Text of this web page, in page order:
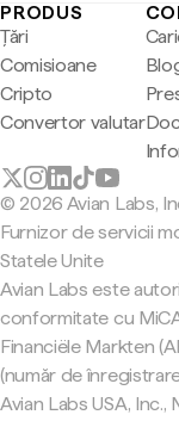
PRODUS
Țări
Comisioane
Cripto
Convertor valutar
© 2026 Avian Labs,
Furnizor de servicii
Statele Unite
Avian Labs este
conformitate cu
Financiële Markten
(număr de
Avian Labs USA,